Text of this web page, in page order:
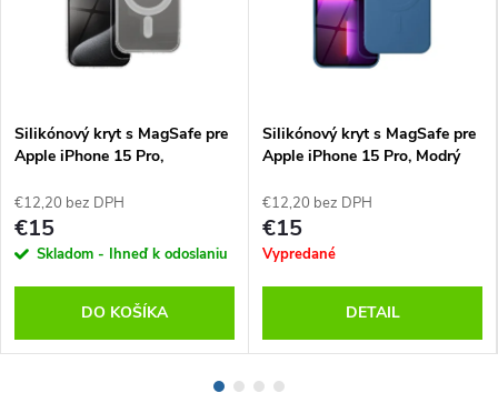
Silikónový kryt s MagSafe pre
Apple iPhone 15 Pro,
€12,20 bez DPH
€15
Skladom - Ihneď k odoslaniu
DO KOŠÍKA
Silikónový kryt s MagSafe pre
Apple iPhone 15 Pro, Modrý
€12,20 bez DPH
€15
Vypredané
DETAIL